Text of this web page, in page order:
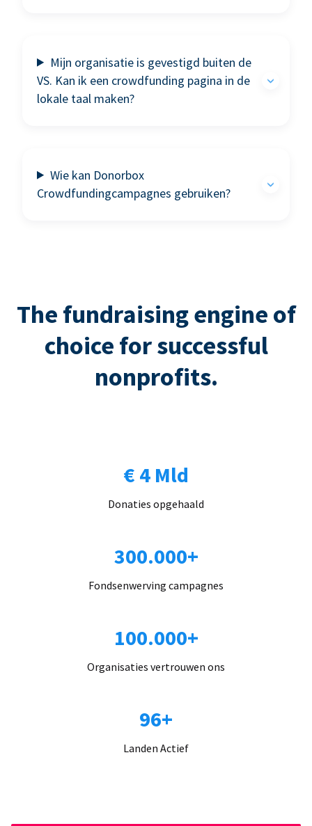
Mijn organisatie is gevestigd buiten de
VS. Kan ik een crowdfunding pagina in de
lokale taal maken?
Wie kan Donorbox
Crowdfundingcampagnes gebruiken?
The fundraising engine of
choice for successful
nonprofits.
€ 4 Mld
Donaties opgehaald
300.000+
Fondsenwerving campagnes
100.000+
Organisaties vertrouwen ons
96+
Landen Actief